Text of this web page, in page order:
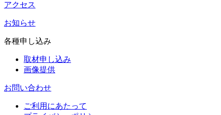
アクセス
お知らせ
各種申し込み
取材申し込み
画像提供
お問い合わせ
ご利用にあたって